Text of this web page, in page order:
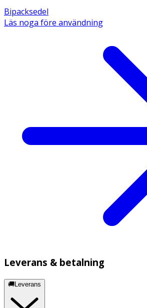
Bipacksedel
Läs noga före användning
Leverans & betalning
🚚Leverans